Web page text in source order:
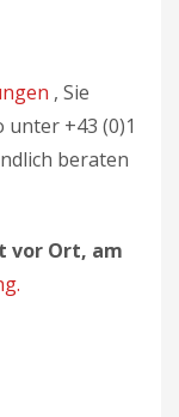
, Sie
+43 (0)1
beraten
vor Ort, am